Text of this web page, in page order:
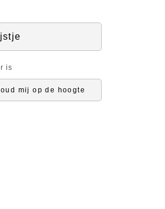
is
mij op de hoogte